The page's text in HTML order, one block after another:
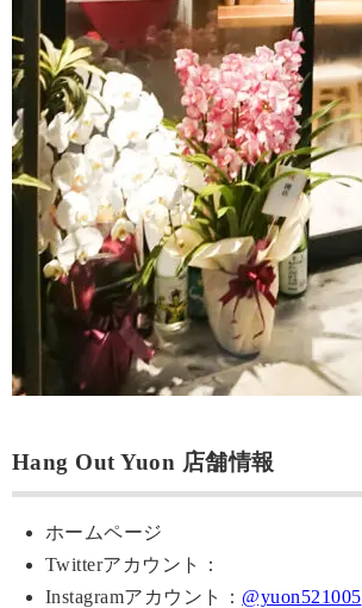
Hang Out Yuon 店舗情報
ホームページ
Twitterアカウント：
Instagramアカウント： @yuon521005